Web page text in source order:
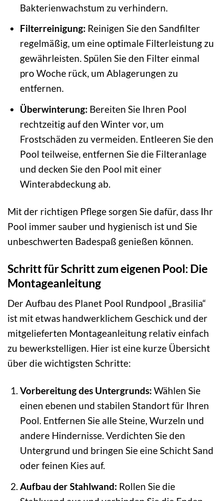
Bakterienwachstum zu verhindern.
Filterreinigung: Reinigen Sie den Sandfilter
regelmäßig, um eine optimale Filterleistung zu
gewährleisten. Spülen Sie den Filter einmal
pro Woche rück, um Ablagerungen zu
entfernen.
Überwinterung: Bereiten Sie Ihren Pool
rechtzeitig auf den Winter vor, um
Frostschäden zu vermeiden. Entleeren Sie den
Pool teilweise, entfernen Sie die Filteranlage
und decken Sie den Pool mit einer
Winterabdeckung ab.
Mit der richtigen Pflege sorgen Sie dafür, dass Ihr
Pool immer sauber und hygienisch ist und Sie
unbeschwerten Badespaß genießen können.
Schritt für Schritt zum eigenen Pool: Die
Montageanleitung
Der Aufbau des Planet Pool Rundpool „Brasilia“
ist mit etwas handwerklichem Geschick und der
mitgelieferten Montageanleitung relativ einfach
zu bewerkstelligen. Hier ist eine kurze Übersicht
über die wichtigsten Schritte:
Vorbereitung des Untergrunds: Wählen Sie
einen ebenen und stabilen Standort für Ihren
Pool. Entfernen Sie alle Steine, Wurzeln und
andere Hindernisse. Verdichten Sie den
Untergrund und bringen Sie eine Schicht Sand
oder feinen Kies auf.
Aufbau der Stahlwand: Rollen Sie die